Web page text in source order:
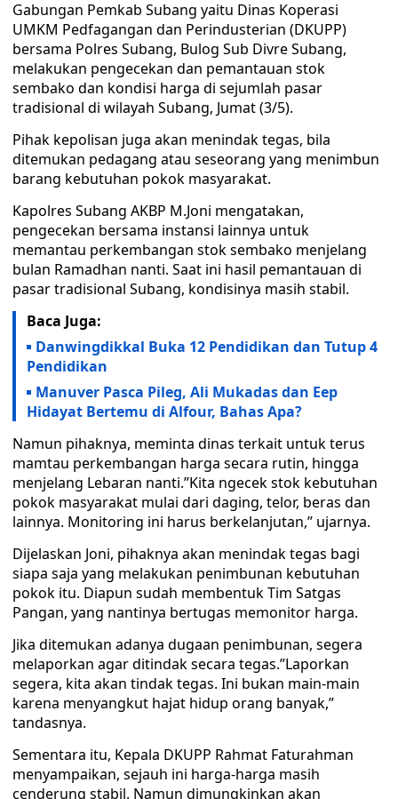
Gabungan Pemkab Subang yaitu Dinas Koperasi
UMKM Pedfagangan dan Perindusterian (DKUPP)
bersama Polres Subang, Bulog Sub Divre Subang,
melakukan pengecekan dan pemantauan stok
sembako dan kondisi harga di sejumlah pasar
tradisional di wilayah Subang, Jumat (3/5).
Pihak kepolisan juga akan menindak tegas, bila
ditemukan pedagang atau seseorang yang menimbun
barang kebutuhan pokok masyarakat.
Kapolres Subang AKBP M.Joni mengatakan,
pengecekan bersama instansi lainnya untuk
memantau perkembangan stok sembako menjelang
bulan Ramadhan nanti. Saat ini hasil pemantauan di
pasar tradisional Subang, kondisinya masih stabil.
Baca Juga:
Danwingdikkal Buka 12 Pendidikan dan Tutup 4
Pendidikan
Manuver Pasca Pileg, Ali Mukadas dan Eep
Hidayat Bertemu di Alfour, Bahas Apa?
Namun pihaknya, meminta dinas terkait untuk terus
mamtau perkembangan harga secara rutin, hingga
menjelang Lebaran nanti.”Kita ngecek stok kebutuhan
pokok masyarakat mulai dari daging, telor, beras dan
lainnya. Monitoring ini harus berkelanjutan,” ujarnya.
Dijelaskan Joni, pihaknya akan menindak tegas bagi
siapa saja yang melakukan penimbunan kebutuhan
pokok itu. Diapun sudah membentuk Tim Satgas
Pangan, yang nantinya bertugas memonitor harga.
Jika ditemukan adanya dugaan penimbunan, segera
melaporkan agar ditindak secara tegas.”Laporkan
segera, kita akan tindak tegas. Ini bukan main-main
karena menyangkut hajat hidup orang banyak,”
tandasnya.
Sementara itu, Kepala DKUPP Rahmat Faturahman
menyampaikan, sejauh ini harga-harga masih
cenderung stabil. Namun dimungkinkan akan